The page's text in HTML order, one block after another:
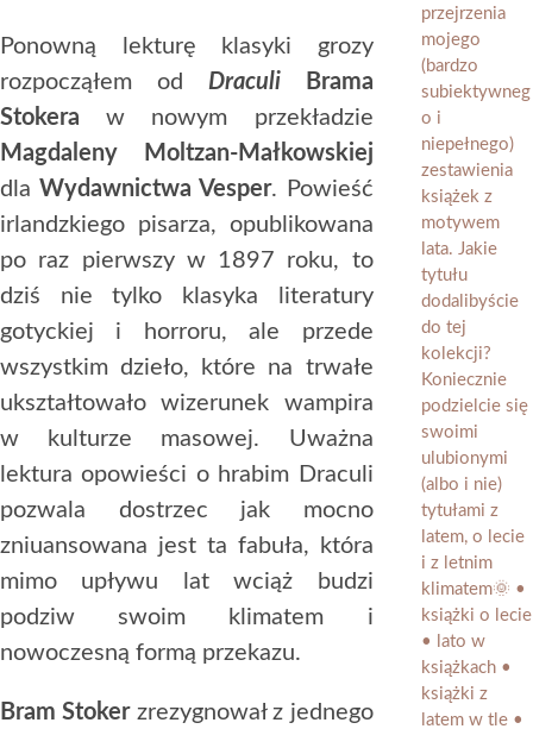
Ponowną lekturę klasyki grozy
rozpocząłem od Draculi
Brama
Stokera w nowym przekładzie
Magdaleny Moltzan-Małkowskiej
dla Wydawnictwa Vesper. Powieść
irlandzkiego pisarza, opublikowana
po raz pierwszy w 1897 roku, to
dziś nie tylko klasyka literatury
gotyckiej i horroru, ale przede
wszystkim dzieło, które na trwałe
ukształtowało wizerunek wampira
w kulturze masowej. Uważna
lektura opowieści o hrabim Draculi
pozwala dostrzec jak mocno
zniuansowana jest ta fabuła, która
mimo upływu lat wciąż budzi
podziw swoim klimatem i
nowoczesną formą przekazu.
Bram Stokerzrezygnował z jednego